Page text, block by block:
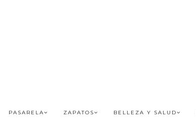
PASARELA ZAPATOS BELLEZA Y SALUD